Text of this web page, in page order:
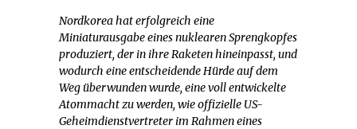
Nordkorea hat erfolgreich eine
Miniaturausgabe eines nuklearen Sprengkopfes
produziert, der in ihre Raketen hineinpasst, und
wodurch eine entscheidende Hürde auf dem
Weg überwunden wurde, eine voll entwickelte
Atommacht zu werden, wie offizielle US-
Geheimdienstvertreter im Rahmen eines